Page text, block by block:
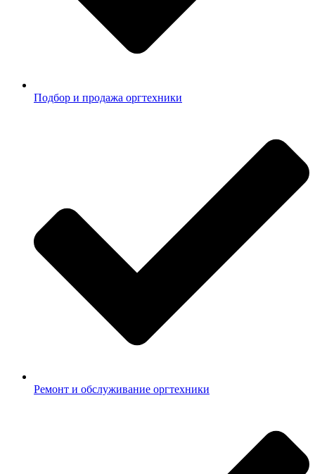
Подбор и продажа оргтехники
Ремонт и обслуживание оргтехники